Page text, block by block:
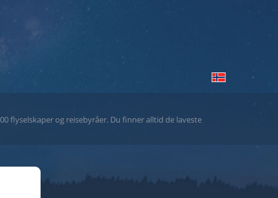
flyselskaper og reisebyråer. Du finner alltid de laveste